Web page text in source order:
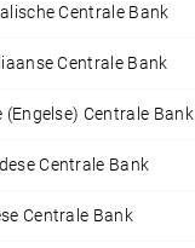
Centrale Bank
Centrale Bank
(Engelse) Centrale Bank
Centrale Bank
Centrale Bank